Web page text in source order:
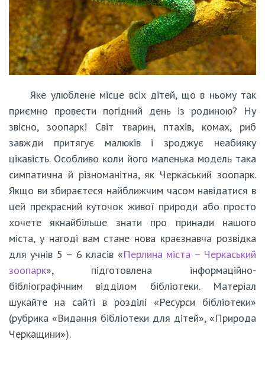
Яке улюблене місце всіх дітей, що в ньому так
приємно провести погідний день із родиною? Ну
звісно, зоопарк! Світ тварин, птахів, комах, риб
завжди притягує малюків і зроджує неабияку
цікавість. Особливо коли його маленька модель така
симпатична й різноманітна, як Черкаський зоопарк.
Якщо ви збираєтеся найближчим часом навідатися в
цей прекрасний куточок живої природи або просто
хочете якнайбільше знати про принади нашого
міста, у нагоді вам стане нова краєзнавча розвідка
для учнів 5 – 6 класів «Перлина міста – Черкаський
зоопарк», підготовлена інформаційно-
бібліографічним відділом бібліотеки. Матеріал
шукайте на сайті в розділі «Ресурси бібліотеки»
(рубрика «Видання бібліотеки для дітей», «Природа
Черкащини»).